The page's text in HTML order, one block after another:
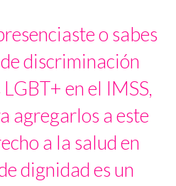
o sabes
discriminación
en el IMSS,
agregarlos a este
a la salud en
dignidad es un